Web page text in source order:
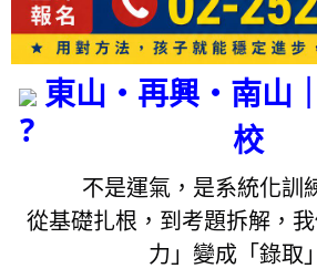
東山・再興・南山
校
不是運氣，是系統化訓
從基礎扎根，到考題拆解，
力」變成「錄取